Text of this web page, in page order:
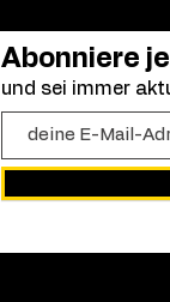
Abonniere
und sei immer